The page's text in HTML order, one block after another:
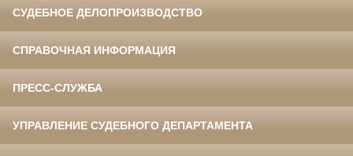
СУДЕБНОЕ ДЕЛОПРОИЗВОДСТВО
СПРАВОЧНАЯ ИНФОРМАЦИЯ
ПРЕСС-СЛУЖБА
УПРАВЛЕНИЕ СУДЕБНОГО ДЕПАРТАМЕНТА